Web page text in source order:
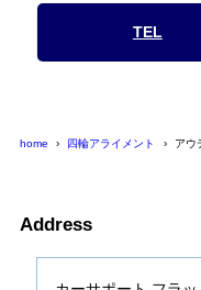
TEL
home 四輪アライメント アウ
Address